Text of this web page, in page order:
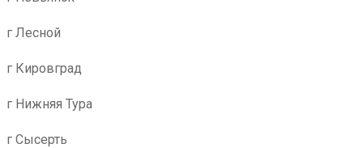
г Лесной
г Кировград
г Нижняя Тура
г Сысерть